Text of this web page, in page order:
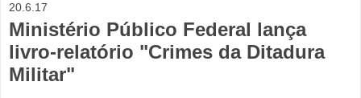
20.6.17
Ministério Público Federal lança
livro-relatório "Crimes da Ditadura
Militar"